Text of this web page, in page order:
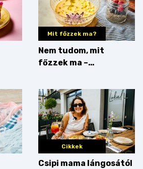
Mit főzzek ma?
Nem tudom, mit
főzzek ma –
Cikkek
Csipi mama lángosától